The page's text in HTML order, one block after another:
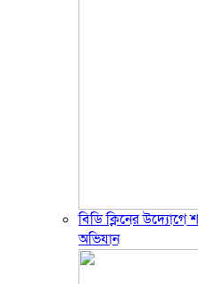
বিডি ক্লিনের উদ্যোগে
অভিযান